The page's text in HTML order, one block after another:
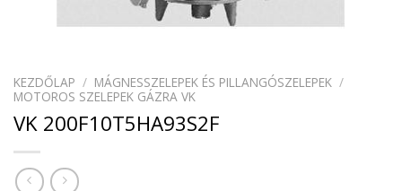
KEZDŐLAP / MÁGNESSZELEPEK ÉS PILLANGÓSZELEPEK /
MOTOROS SZELEPEK GÁZRA VK
VK 200F10T5HA93S2F